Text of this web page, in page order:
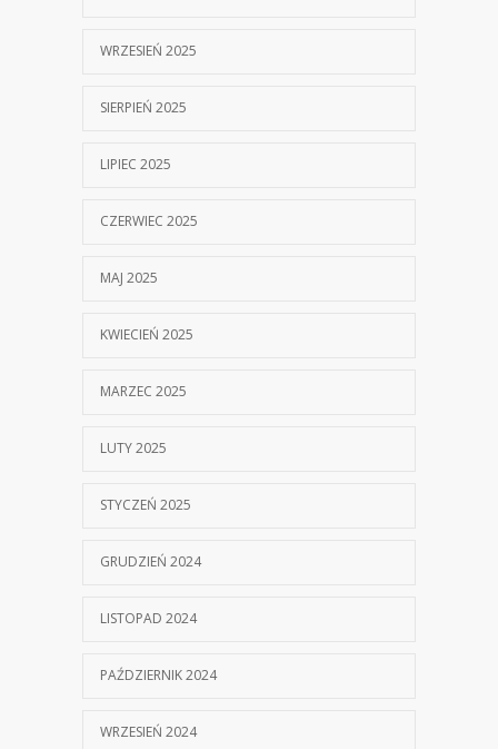
WRZESIEŃ 2025
SIERPIEŃ 2025
LIPIEC 2025
CZERWIEC 2025
MAJ 2025
KWIECIEŃ 2025
MARZEC 2025
LUTY 2025
STYCZEŃ 2025
GRUDZIEŃ 2024
LISTOPAD 2024
PAŹDZIERNIK 2024
WRZESIEŃ 2024